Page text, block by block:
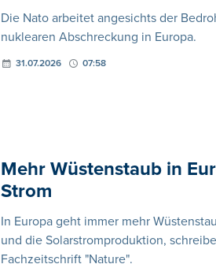
Die Nato arbeitet angesichts der
nuklearen Abschreckung in Europa.
31.07.2026 07:58
Mehr Wüstenstaub in
Strom
In Europa geht immer mehr
und die Solarstromproduktion,
Fachzeitschrift "Nature".